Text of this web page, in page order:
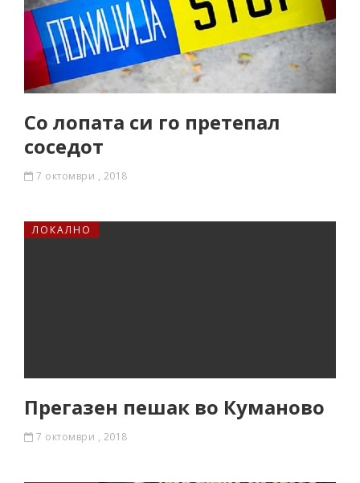
Со лопата си го претепал
соседот
7 октомври , 2018
ЛОКАЛНО
Прегазен пешак во Куманово
7 октомври , 2018